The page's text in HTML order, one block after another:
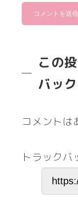
この
バック
コメントは
トラックバ